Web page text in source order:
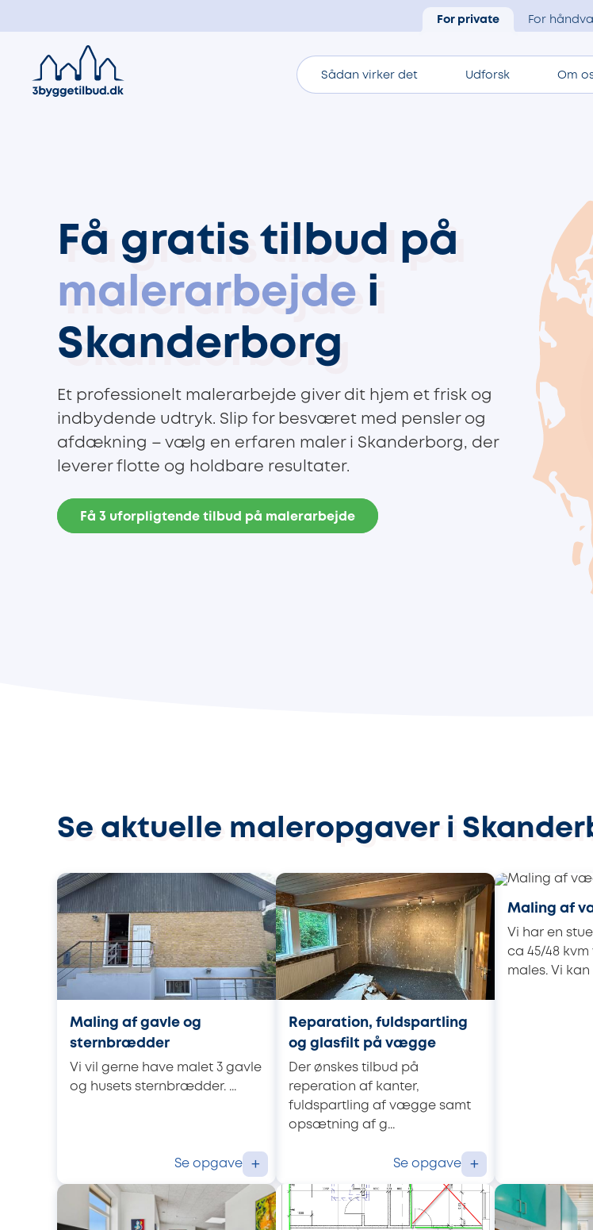
For private For
Sådan virker det Udforsk Om
Få gratis tilbud på
malerarbejde i
Skanderborg
Et professionelt malerarbejde giver dit hjem et frisk og
indbydende udtryk. Slip for besværet med pensler og
afdækning – vælg en erfaren maler i Skanderborg, der
leverer flotte og holdbare resultater.
Få 3 uforpligtende tilbud på malerarbejde
Se aktuelle maleropgaver i
Maling af gavle og
sternbrædder
Vi vil gerne have malet 3 gavle
og husets sternbrædder. ...
Se opgave +
Reparation, fuldspartling
og glasfilt på vægge
Der ønskes tilbud på
reperation af kanter,
fuldspartling af vægge samt
opsætning af g...
Se opgave +
Maling af
Vi har en
ca 45/48
males. Vi